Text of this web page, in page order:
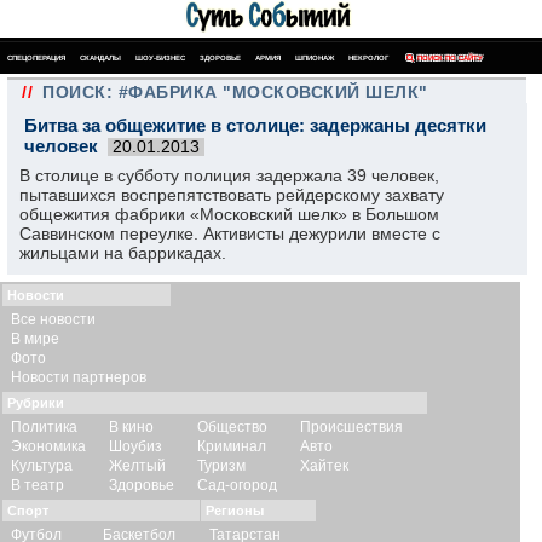
СПЕЦОПЕРАЦИЯ СКАНДАЛЫ ШОУ-БИЗНЕС ЗДОРОВЬЕ АРМИЯ ШПИОНАЖ НЕКРОЛОГ ПОИСК ПО САЙТУ
// ПОИСК: #ФАБРИКА "МОСКОВСКИЙ ШЕЛК"
Битва за общежитие в столице: задержаны десятки
человек
20.01.2013
В столице в субботу полиция задержала 39 человек,
пытавшихся воспрепятствовать рейдерскому захвату
общежития фабрики «Московский шелк» в Большом
Саввинском переулке. Активисты дежурили вместе с
жильцами на баррикадах.
Новости
Все новости
В мире
Фото
Новости партнеров
Рубрики
Политика
Экономика
Культура
В театр
В кино
Шоубиз
Желтый
Здоровье
Общество
Криминал
Туризм
Сад-огород
Происшествия
Авто
Хайтек
Спорт
Футбол
Баскетбол
Регионы
Татарстан